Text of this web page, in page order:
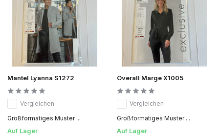
Mantel Lyanna S1272
Vergleichen
Großformatiges Muster ...
Auf Lager
Overall Marge X1005
Vergleichen
Großformatiges Muster ...
Auf Lager